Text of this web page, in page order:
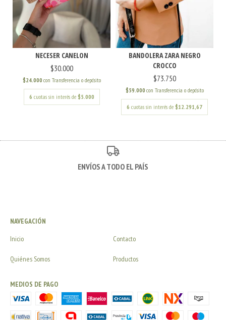
NECESER CANELON
$30.000
$24.000 con Transferencia o depósito
6 cuotas sin interés de $5.000
BANDOLERA ZARA NEGRO
CROCCO
$73.750
$59.000 con Transferencia o depósito
6 cuotas sin interés de $12.291,67
ENVÍOS A TODO EL PAÍS
NAVEGACIÓN
Inicio
Contacto
Quiénes Somos Productos
MEDIOS DE PAGO